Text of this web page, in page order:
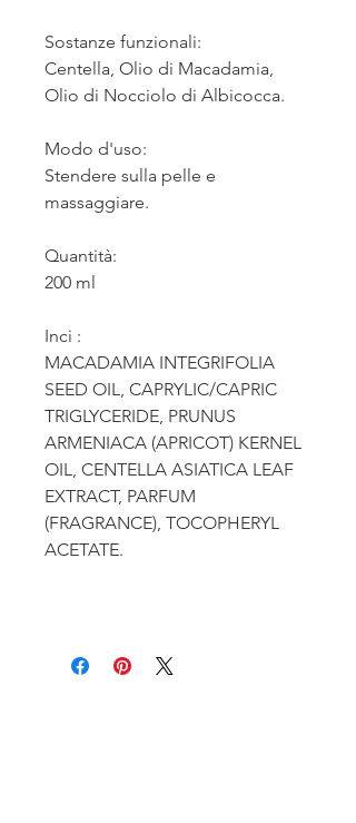
Sostanze funzionali:
Centella, Olio di Macadamia,
Olio di Nocciolo di Albicocca.
Modo d'uso:
Stendere sulla pelle e
massaggiare.
Quantità:
200 ml
Inci :
MACADAMIA INTEGRIFOLIA
SEED OIL, CAPRYLIC/CAPRIC
TRIGLYCERIDE, PRUNUS
ARMENIACA (APRICOT) KERNEL
OIL, CENTELLA ASIATICA LEAF
EXTRACT, PARFUM
(FRAGRANCE), TOCOPHERYL
ACETATE.